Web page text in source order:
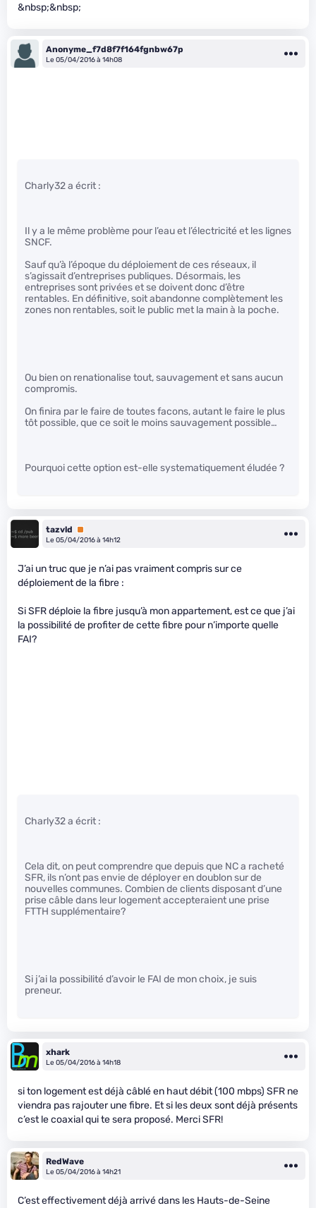
&nbsp;&nbsp;
Anonyme_f7d8f7f164fgnbw67p
Le 05/04/2016 à 14h08
Charly32 a écrit :
Il y a le même problème pour l’eau et l’électricité et les lignes
SNCF.
Sauf qu’à l’époque du déploiement de ces réseaux, il
s’agissait d’entreprises publiques. Désormais, les
entreprises sont privées et se doivent donc d’être
rentables. En définitive, soit abandonne complètement les
zones non rentables, soit le public met la main à la poche.
Ou bien on renationalise tout, sauvagement et sans aucun
compromis.
On finira par le faire de toutes facons, autant le faire le plus
tôt possible, que ce soit le moins sauvagement possible…
Pourquoi cette option est-elle systematiquement éludée ?
tazvld
Premium
Le 05/04/2016 à 14h12
J’ai un truc que je n’ai pas vraiment compris sur ce
déploiement de la fibre :
Si SFR déploie la fibre jusqu’à mon appartement, est ce que j’ai
la possibilité de profiter de cette fibre pour n’importe quelle
FAI?
Charly32 a écrit :
Cela dit, on peut comprendre que depuis que NC a racheté
SFR, ils n’ont pas envie de déployer en doublon sur de
nouvelles communes. Combien de clients disposant d’une
prise câble dans leur logement accepteraient une prise
FTTH supplémentaire?
Si j’ai la possibilité d’avoir le FAI de mon choix, je suis
preneur.
xhark
Le 05/04/2016 à 14h18
si ton logement est déjà câblé en haut débit (100 mbps) SFR ne
viendra pas rajouter une fibre. Et si les deux sont déjà présents
c’est le coaxial qui te sera proposé. Merci SFR!
RedWave
Le 05/04/2016 à 14h21
C’est effectivement déjà arrivé dans les Hauts-de-Seine